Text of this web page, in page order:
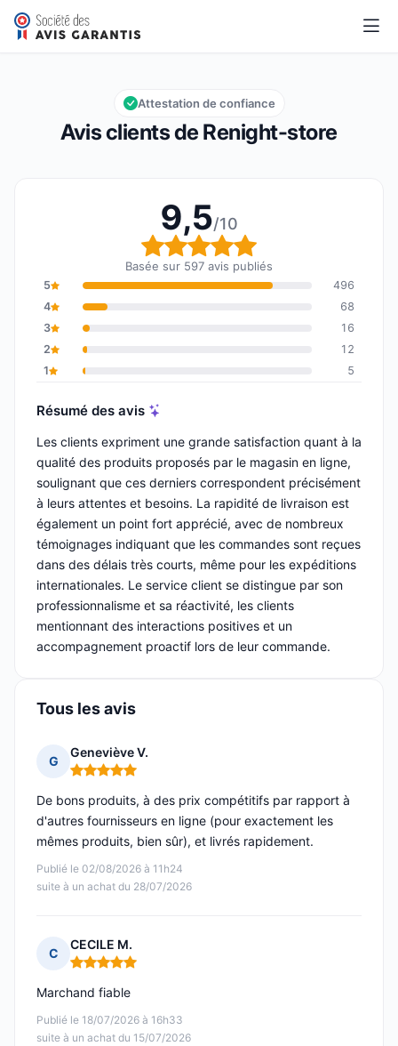
Renight-store
Note globale : 9,5 sur 10
9,5/10
Avis clients de Renight-store
Attestation de confiance
9,5/10
Note globale : 9,5 sur
Basée sur 597 avis publiés
5
496
4
68
3
16
2
12
1
5
Résumé des avis
Les clients expriment une grande satisfaction quant à la
qualité des produits proposés par le magasin en ligne,
soulignant que ces derniers correspondent précisément
à leurs attentes et besoins. La rapidité de livraison est
également un point fort apprécié, avec de nombreux
témoignages indiquant que les commandes sont reçues
dans des délais très courts, même pour les expéditions
internationales. Le service client se distingue par son
professionnalisme et sa réactivité, les clients
mentionnant des interactions positives et un
accompagnement proactif lors de leur commande.
Tous les avis
G
Geneviève V.
Note : 5 sur 5
Publié le 02/08/2026 à 11h24
suite à un achat du 28/07/2026
De bons produits, à des prix compétitifs par rapport à
d'autres fournisseurs en ligne (pour exactement les
mêmes produits, bien sûr), et livrés rapidement.
C
CECILE M.
Note : 5 sur 5
Publié le 18/07/2026 à 16h33
suite à un achat du 15/07/2026
Marchand fiable